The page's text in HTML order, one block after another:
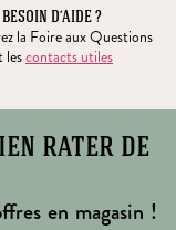
BESOIN D’AIDE ?
la Foire aux Questions
lescontacts utiles
rater de
en magasin !